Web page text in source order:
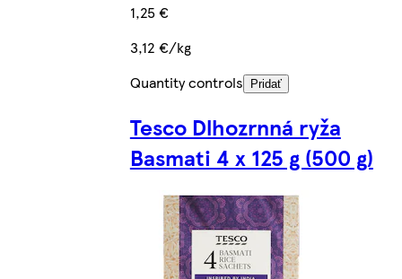
1,25 €
3,12 €/kg
Quantity controls
Pridať
Tesco Dlhozrnná ryža
Basmati 4 x 125 g (500 g)